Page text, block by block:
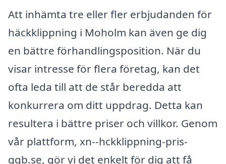
Att inhämta tre eller fler erbjudanden för
häckklippning i Moholm kan även ge dig
en bättre förhandlingsposition. När du
visar intresse för flera företag, kan det
ofta leda till att de står beredda att
konkurrera om ditt uppdrag. Detta kan
resultera i bättre priser och villkor. Genom
vår plattform, xn--hckklippning-pris-
qqb.se, gör vi det enkelt för dig att få